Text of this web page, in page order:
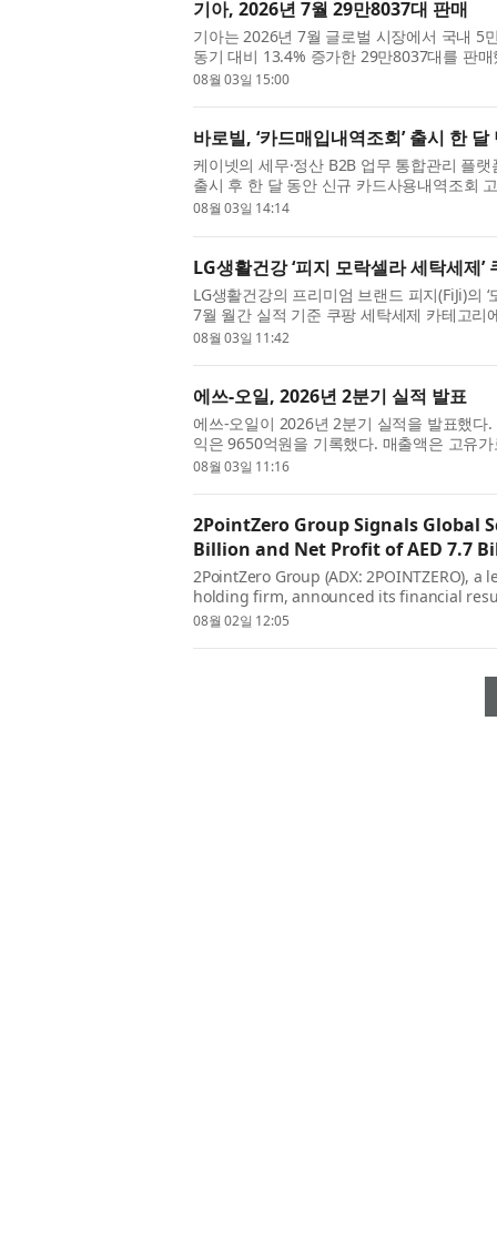
기아, 2026년 7월 29만8037대 판매
기아는 2026년 7월 글로벌 시장에서 국내 5
동기 대비 13.4% 증가한 29만8037대를 판
비교해 국내는 21.3% 증가하고 해외는
08월 03일 15:00
바로빌, ‘카드매입내역조회’ 출시 한
케이넷의 세무·정산 B2B 업무 통합관리 플
출시 후 한 달 동안 신규 카드사용내역조회
혔다. 이번 카드매입내역조회는 기존 카드
08월 03일 14:14
LG생활건강 ‘피지 모락셀라 세탁세제
LG생활건강의 프리미엄 브랜드 피지(FiJi)의
7월 월간 실적 기준 쿠팡 세탁세제 카테고
했다. 피지 모락셀라 세탁세제 코튼향 2.1L
08월 03일 11:42
에쓰-오일, 2026년 2분기 실적 발표
에쓰-오일이 2026년 2분기 실적을 발표했
익은 9650억원을 기록했다. 매출액은 고유
정유부문 영업이익이 정제마진 강세에도 불
08월 03일 11:16
2PointZero Group Signals Global
Billion and Net Profit of AED 7.7
2PointZero Group (ADX: 2POINTZERO),
holding firm, announced its financial
revenue of AED 21.9 billion and
08월 02일 12:05